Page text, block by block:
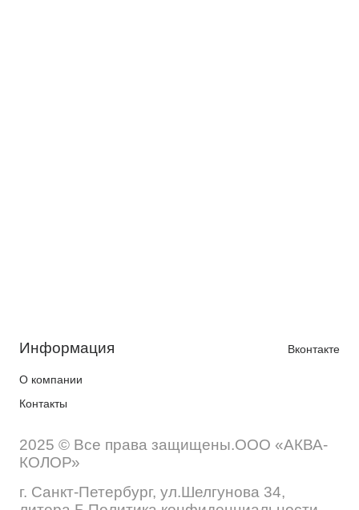
Информация
О компании
Контакты
Вконтакте
2025 © Все права защищены.ООО «АКВА-
КОЛОР»
г. Санкт-Петербург, ул.Шелгунова 34,